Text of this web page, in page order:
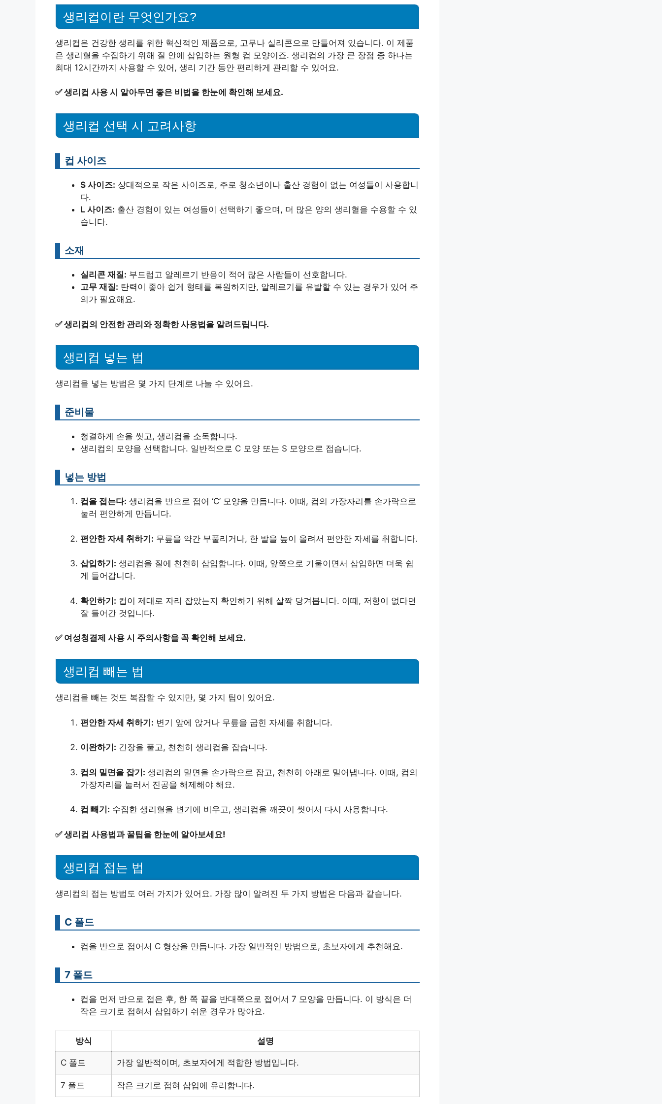
생리컵이란 무엇인가요?
생리컵은 건강한 생리를 위한 혁신적인 제품으로, 고무나 실리콘으로 만들어져 있습니다. 이 제품
은 생리혈을 수집하기 위해 질 안에 삽입하는 원형 컵 모양이죠. 생리컵의 가장 큰 장점 중 하나는
최대 12시간까지 사용할 수 있어, 생리 기간 동안 편리하게 관리할 수 있어요.
✅생리컵 사용 시 알아두면 좋은 비법을 한눈에 확인해 보세요.
생리컵 선택 시 고려사항
컵 사이즈
S 사이즈: 상대적으로 작은 사이즈로, 주로 청소년이나 출산 경험이 없는 여성들이 사용합니
다.
L 사이즈: 출산 경험이 있는 여성들이 선택하기 좋으며, 더 많은 양의 생리혈을 수용할 수 있
습니다.
소재
실리콘 재질: 부드럽고 알레르기 반응이 적어 많은 사람들이 선호합니다.
고무 재질: 탄력이 좋아 쉽게 형태를 복원하지만, 알레르기를 유발할 수 있는 경우가 있어 주
의가 필요해요.
✅생리컵의 안전한 관리와 정확한 사용법을 알려드립니다.
생리컵 넣는 법
생리컵을 넣는 방법은 몇 가지 단계로 나눌 수 있어요.
준비물
청결하게 손을 씻고, 생리컵을 소독합니다.
생리컵의 모양을 선택합니다. 일반적으로 C 모양 또는 S 모양으로 접습니다.
넣는 방법
컵을 접는다: 생리컵을 반으로 접어 ‘C’ 모양을 만듭니다. 이때, 컵의 가장자리를 손가락으로
눌러 편안하게 만듭니다.
편안한 자세 취하기: 무릎을 약간 부풀리거나, 한 발을 높이 올려서 편안한 자세를 취합니다.
삽입하기: 생리컵을 질에 천천히 삽입합니다. 이때, 앞쪽으로 기울이면서 삽입하면 더욱 쉽
게 들어갑니다.
확인하기: 컵이 제대로 자리 잡았는지 확인하기 위해 살짝 당겨봅니다. 이때, 저항이 없다면
잘 들어간 것입니다.
✅ 여성청결제 사용 시 주의사항을 꼭 확인해 보세요.
생리컵 빼는 법
생리컵을 빼는 것도 복잡할 수 있지만, 몇 가지 팁이 있어요.
편안한 자세 취하기: 변기 앞에 앉거나 무릎을 굽힌 자세를 취합니다.
이완하기: 긴장을 풀고, 천천히 생리컵을 잡습니다.
컵의 밑면을 잡기: 생리컵의 밑면을 손가락으로 잡고, 천천히 아래로 밀어냅니다. 이때, 컵의
가장자리를 눌러서 진공을 해제해야 해요.
컵 빼기: 수집한 생리혈을 변기에 비우고, 생리컵을 깨끗이 씻어서 다시 사용합니다.
✅생리컵 사용법과 꿀팁을 한눈에 알아보세요!
생리컵 접는 법
생리컵의 접는 방법도 여러 가지가 있어요. 가장 많이 알려진 두 가지 방법은 다음과 같습니다.
C 폴드
컵을 반으로 접어서 C 형상을 만듭니다. 가장 일반적인 방법으로, 초보자에게 추천해요.
7 폴드
컵을 먼저 반으로 접은 후, 한 쪽 끝을 반대쪽으로 접어서 7 모양을 만듭니다. 이 방식은 더
작은 크기로 접혀서 삽입하기 쉬운 경우가 많아요.
방식 설명
C 폴드 가장 일반적이며, 초보자에게 적합한 방법입니다.
7 폴드 작은 크기로 접혀 삽입에 유리합니다.